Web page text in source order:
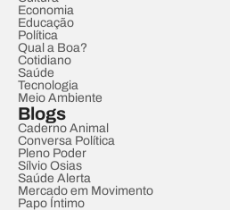
Economia
Educação
Política
Qual a Boa?
Cotidiano
Saúde
Tecnologia
Meio Ambiente
Blogs
Caderno Animal
Conversa Política
Pleno Poder
Sílvio Osias
Saúde Alerta
Mercado em Movimento
Papo Íntimo